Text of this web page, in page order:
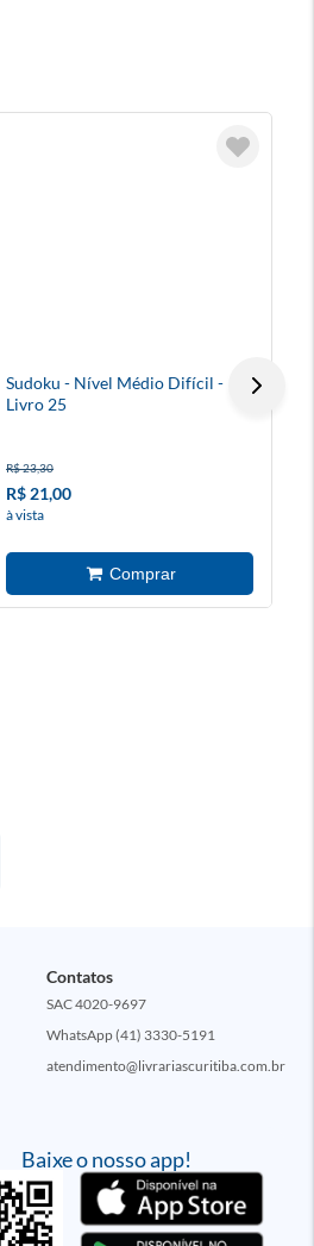
Sudoku - Nível Médio Difícil -
Livro 25
R$ 23,30
R$ 21,00
à vista
Baixe o nosso app!
Contatos
SAC 4020-9697
WhatsApp (41) 3330-5191
atendimento@livrariascuritiba.com.br